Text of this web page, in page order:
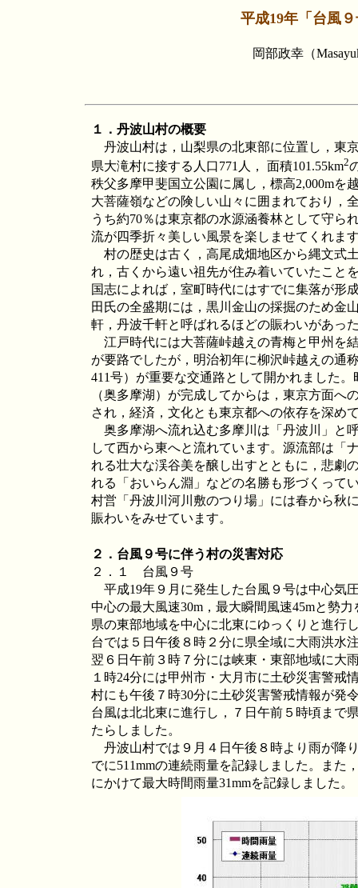
平成19年「台風
岡部政幸（
１．丹波山村の概要
丹波山村は，山梨県の北東部に位置し，東
県大滝村に接する人口771人， 面積101.55km2
秩父多摩甲斐国立公園に属し，標高2,000mを
大菩薩嶺などの険しい山々に囲まれており，
うち約70％は東京都の水源涵養林として守ら
流が四季折々美しい風景を楽しませてくれま
村の歴史は古く，高尾成畑地区から縄文式
れ，古くから遠い祖先が住み着いていたこと
国志によれば，室町時代にはすでに集落が形
田氏の全盛期には，黒川金山の採掘のため金
軒，丹波千軒と呼ばれるほどの賑わいがあっ
江戸時代には大菩薩峠越えの青梅と甲州を
が要路でしたが，明治初年に柳沢峠越えの通
411号）が重要な交通路として開かれました
（奥多摩湖）が完成してからは，東京方面へ
され，経済，文化とも東京都への依存を深め
奥多摩湖へ流れ込む多摩川は「丹波川」と
して西から東へと流れています。源流部は「
れる壮大な渓谷美を醸し出すとともに，悲劇
れる「おいらん淵」などの名勝も形づくって
村営「丹波川河川敷のつり場」には春から秋
賑わいをみせています。
２．台風９号に伴う村の災害対応
２．１ 台風９号
平成19年９月に発生した台風９号は中心気
中心の最大風速30m，最大瞬間風速45mと勢
県の東部地域を中心に北東にゆっくりと進行
台では５日午後８時２分に県全域に大雨洪水
翌６日午前３時７分には峡東・東部地域に大
１時24分には甲州市・大月市に土砂災害警戒
村にも午後７時30分に土砂災害警戒情報が発
台風は北北東に進行し，７日午前５時頃まで
たらしました。
丹波山村では９月４日午後８時より雨が降
でに511mmの連続雨量を記録しました。また
にかけて最大時間雨量31mmを記録しました。